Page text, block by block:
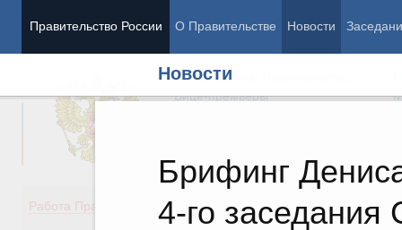
Правительство России О Правительстве Новости
Новости
Брифинг
4-го заседания
Председатель Правительства
Вице-премьеры
Работа Правительства
Демография
Здоровье